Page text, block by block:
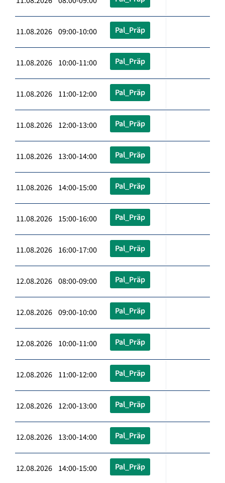
11.08.2026 09:00-10:00 Pal_Präp
11.08.2026 10:00-11:00 Pal_Präp
11.08.2026 11:00-12:00 Pal_Präp
11.08.2026 12:00-13:00 Pal_Präp
11.08.2026 13:00-14:00 Pal_Präp
11.08.2026 14:00-15:00 Pal_Präp
11.08.2026 15:00-16:00 Pal_Präp
11.08.2026 16:00-17:00 Pal_Präp
12.08.2026 08:00-09:00 Pal_Präp
12.08.2026 09:00-10:00 Pal_Präp
12.08.2026 10:00-11:00 Pal_Präp
12.08.2026 11:00-12:00 Pal_Präp
12.08.2026 12:00-13:00 Pal_Präp
12.08.2026 13:00-14:00 Pal_Präp
12.08.2026 14:00-15:00 Pal_Präp